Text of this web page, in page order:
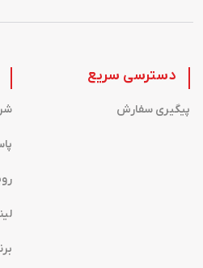
دسترسی سریع
پیگیری سفارش